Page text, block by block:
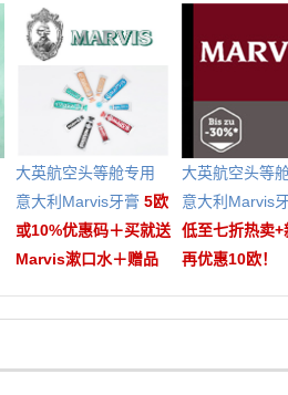
大英航空头等舱专用
意大利Marvis牙膏 5欧
或10%优惠码＋买就送
Marvis漱口水＋赠品
大英航空头等
意大利Marvis
低至七折热卖+
再优惠10欧！